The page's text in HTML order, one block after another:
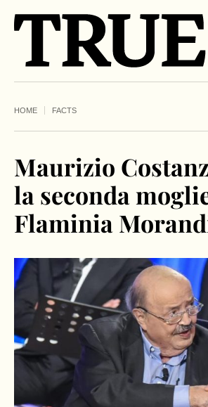
HOME FACTS
Maurizio
la seconda
Flaminia